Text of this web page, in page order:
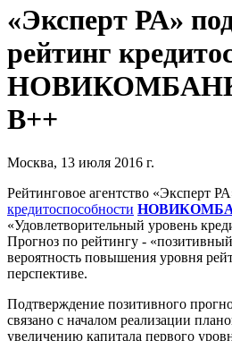
«Эксперт РА»
рейтинг
В++
Москва, 13 июля 2016 г.
Рейтинговое агентство «Эксперт
кредитоспособности
«Удовлетворительный уровень
Прогноз по рейтингу -
вероятность повышения уровня
перспективе.
Подтверждение позитивного
связано с началом реализации
увеличению капитала первого